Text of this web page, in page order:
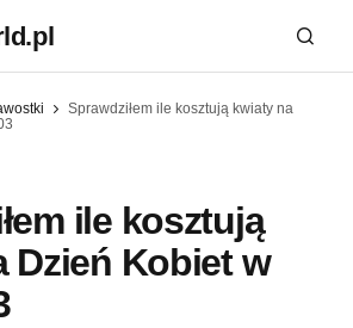
Sprawdziłem ile kosztują kwiaty na
ile kosztują
Dzień Kobiet w